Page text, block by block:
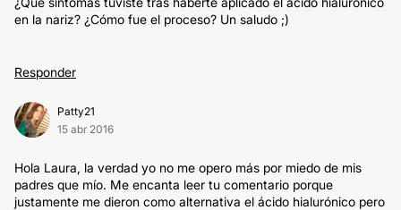
en la nariz? ¿Cómo fue el proceso? Un saludo ;)
Responder
Patty21
15 abr 2016
Hola Laura, la verdad yo no me opero más por miedo de mis
padres que mío. Me encanta leer tu comentario porque
justamente me dieron como alternativa el ácido hialurónico pero